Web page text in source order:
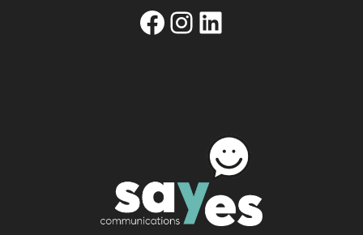
Facebook
Instagram
Linkedin